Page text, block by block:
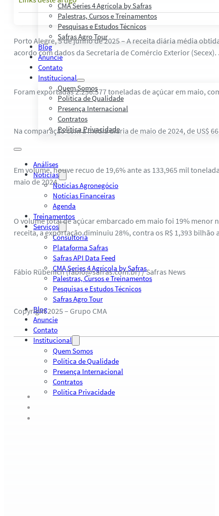
CMA Series 4 Agrícola by Safras
Palestras, Cursos e Treinamentos
Pesquisas e Estudos Técnicos
Safras Agro Tour
Blog
Anuncie
Contato
Institucional
Quem Somos
Política de Qualidade
Presença Internacional
Contratos
Política Privacidade
Análises
Notícias
Notícias Agronegócio
Notícias Financeiras
Agenda
Treinamentos
Serviços
Consultoria
Plataforma Safras
Safras API Data Feed
CMA Series 4 Agrícola by Safras
Palestras, Cursos e Treinamentos
Pesquisas e Estudos Técnicos
Safras Agro Tour
Blog
Anuncie
Contato
Institucional
Quem Somos
Política de Qualidade
Presença Internacional
Contratos
Política Privacidade
Porto Alegre, 5 de junho de 2025 – A receita diária média
acordo com dados da Secretaria de Comércio Exterior
Foram exportadas 2.256.577 toneladas de açúcar em maio,
Na comparação com a média diária de maio de 2024, de US$
Em volume, houve recuo de 19,6% ante as 133,965 mil
maio de 2024.
O volume total de açúcar embarcado em maio foi 19% menor
receita, a exportação diminuiu 28%, contra os R$ 1,393
Fábio Rübenich (fabio@safras.com.br) / Safras News
Copyright 2025 – Grupo CMA